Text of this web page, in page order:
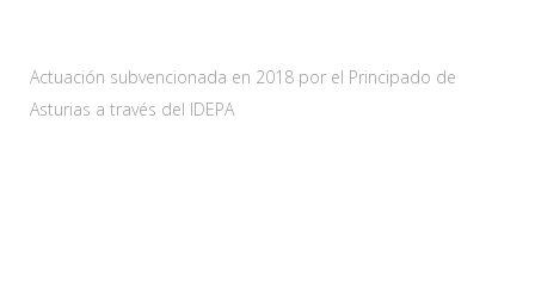
Actuación subvencionada en 2018 por el Principado de
Asturias a través del IDEPA